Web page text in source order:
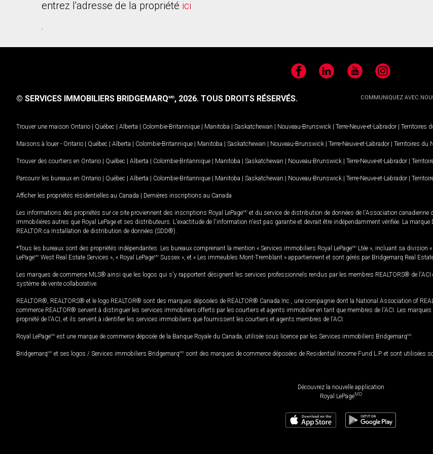
entrez l'adresse de la propriété ici
.
FacebookLinkedIn YouTubeInstagram
COMMUNIQUEZ AVEC
© SERVICES IMMOBILIERS BRIDGEMARQMD, 2026. TOUS DROITS RÉSERVÉS.
Trouver une maison Ontario | Québec | Alberta | Colombie-Britannique | Manitoba | Saskatchewan | Nouveau-Brunswick | Terre-Neuve-et-Labrador | Territoires
Maisons à louer - Ontario | Québec | Alberta | Colombie-Britannique | Manitoba | Saskatchewan | Nouveau-Brunswick | Terre-Neuve-et-Labrador | Territoires du
Trouver des courtiers en Ontario | Québec | Alberta | Colombie-Britannique | Manitoba | Saskatchewan | Nouveau-Brunswick | Terre-Neuve-et-Labrador |
Parcourir les bureaux en Ontario | Québec | Alberta | Colombie-Britannique | Manitoba | Saskatchewan | Nouveau-Brunswick | Terre-Neuve-et-Labrador |
Afficher les propriétés résidentielles au Canada | Dernières inscriptions au Canada
Les informations des propriétés sur ce site proviennent des inscriptions Royal LePageMD et du service de distribution de données de l'Association
immobilières autres que Royal LePage et ses distributeurs. L'exactitude de l'information n'est pas garantie et devrait être indépendamment vérifiée. La
REALTOR.ca Installation de distribution de données (SDD®).
*Tous les bureaux sont des propriétés indépendantes. Les bureaux comprenant la mention « Services immobiliers Royal LePageMD Ltée », incluant sa division
LePageMD West Real Estate Services », « Royal LePageMD Sussex », et « Les immeubles Mont-Tremblant » appartiennent et sont gérés par Bridgemarq Real
Les marques de commerce MLS® ainsi que les logos qui s'y rapportent désignent les services professionnels rendus par les membres REALTORS® de
système de vente collaborative.
REALTOR®, REALTORS® et le logo REALTOR® sont des marques déposées de REALTOR® Canada Inc., une compagnie dont la National Association of
commerce REALTOR® servent à distinguer les services immobiliers offerts par les courtiers et agents immobilier en tant que membres de l'ACI. Les
propriété de l'ACI, et ils servent à identifier les services immobiliers que fournissent les courtiers et agents membres de l'ACI.
Royal LePageMD est une marque de commerce déposée de la Banque Royale du Canada, utilisée sous licence par les Services immobiliers BridgemarqMD
BridgemarqMD et ses logos / Services immobiliers BridgemarqMD sont des marques de commerce déposées de Residential Income Fund L.P. et sont utilisées
Découvrez la nouvelle application
Royal LePageMD